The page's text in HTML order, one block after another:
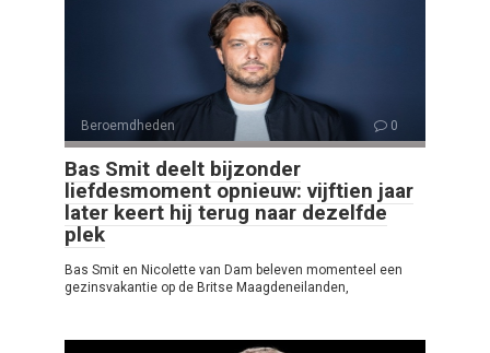
Beroemdheden 0
Bas Smit deelt bijzonder
liefdesmoment opnieuw: vijftien jaar
later keert hij terug naar dezelfde
plek
Bas Smit en Nicolette van Dam beleven momenteel een
gezinsvakantie op de Britse Maagdeneilanden,